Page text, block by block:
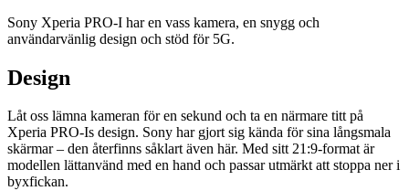
Sony Xperia PRO-I har en vass kamera, en snygg och
användarvänlig design och stöd för 5G.
Design
Låt oss lämna kameran för en sekund och ta en närmare titt på
Xperia PRO-Is design. Sony har gjort sig kända för sina långsmala
skärmar – den återfinns såklart även här. Med sitt 21:9-format är
modellen lättanvänd med en hand och passar utmärkt att stoppa ner i
byxfickan.